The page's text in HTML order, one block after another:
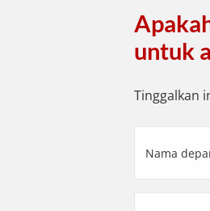
untuk
Tinggalkan
depan
(Required)